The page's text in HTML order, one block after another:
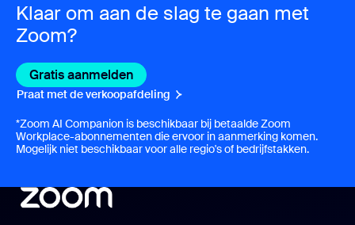
Klaar om aan de slag te gaan met
Zoom?
Gratis aanmelden Gratis aanmelden
Praat met de verkoopafdeling Praat met de verkoopafdeling
*Zoom AI Companion is beschikbaar bij betaalde Zoom
Workplace-abonnementen die ervoor in aanmerking komen.
Mogelijk niet beschikbaar voor alle regio's of bedrijfstakken.